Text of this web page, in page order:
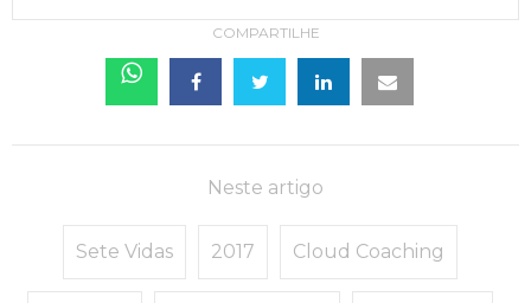
COMPARTILHE
Neste artigo
Sete Vidas 2017 Cloud Coaching